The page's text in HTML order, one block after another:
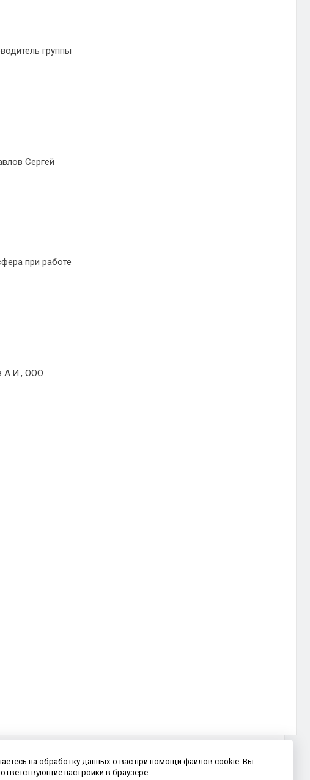
группы
Сергей
при работе
А.И., ООО
на обработку данных о вас при помощи файлов cookie. Вы
настройки в браузере.